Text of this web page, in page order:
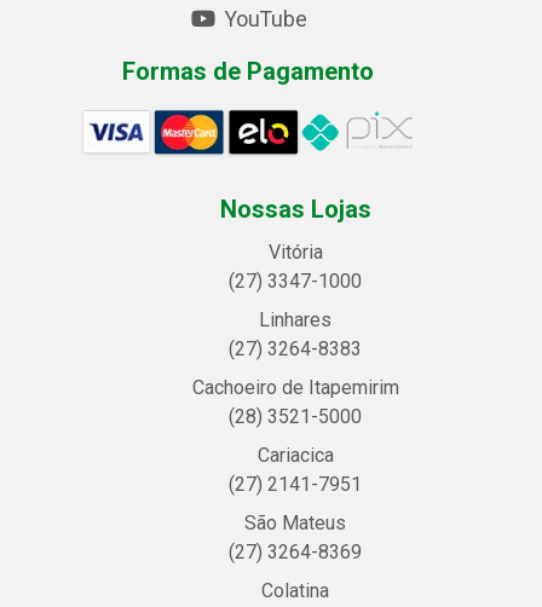
YouTube
Formas de Pagamento
Nossas Lojas
Vitória
(27) 3347-1000
Linhares
(27) 3264-8383
Cachoeiro de Itapemirim
(28) 3521-5000
Cariacica
(27) 2141-7951
São Mateus
(27) 3264-8369
Colatina